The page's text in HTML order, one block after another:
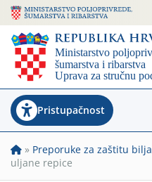
Pristupačnost
» Preporuke za zaštitu bilja
uljane repice